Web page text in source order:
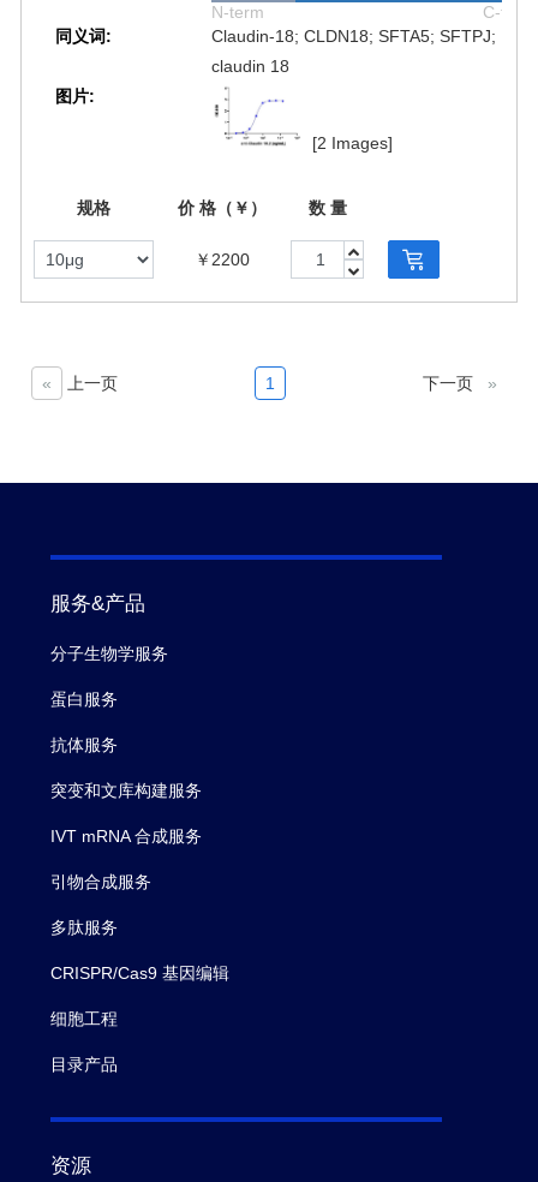
N-term
C-term
同义词:
Claudin-18; CLDN18; SFTA5; SFTPJ;
claudin 18
图片:
[2 Images]
规格 价 格（￥） 数 量
￥2200
« 上一页 1 下一页 »
服务&产品
分子生物学服务
蛋白服务
抗体服务
突变和文库构建服务
IVT mRNA 合成服务
引物合成服务
多肽服务
CRISPR/Cas9 基因编辑
细胞工程
目录产品
资源